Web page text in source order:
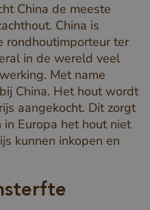
China de meeste
China is
rondhoutimporteur ter
in de wereld veel
Met name
China. Het hout wordt
aangekocht. Dit zorgt
Europa het hout niet
kunnen inkopen en